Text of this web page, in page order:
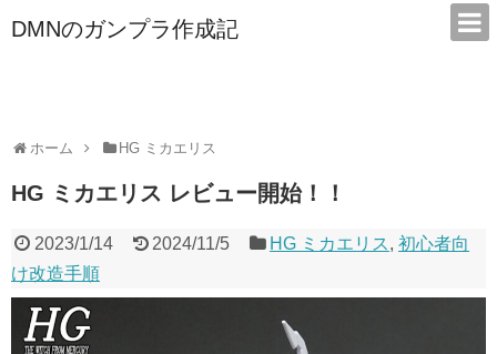
DMNのガンプラ作成記
ホーム HG ミカエリス
HG ミカエリス レビュー開始！！
2023/1/14 2024/11/5 HG ミカエリス,初心者向
け改造手順